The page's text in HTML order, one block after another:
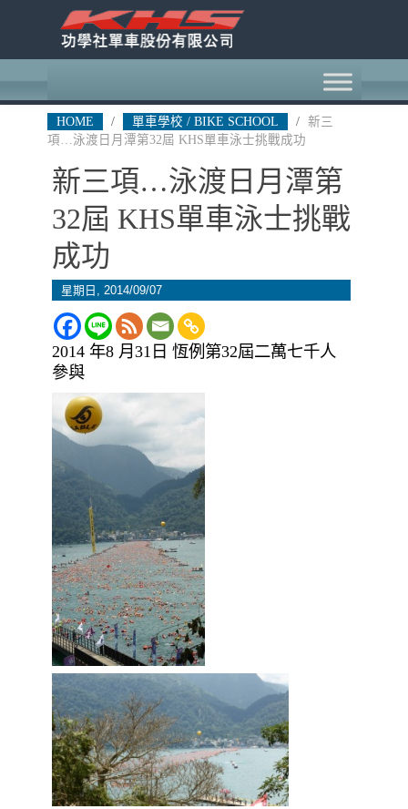
HOME / 單車學校 / BIKE SCHOOL /
新三
項…泳渡日月潭第32屆 KHS單車泳士挑戰成功
新三項…泳渡日月潭第
32屆 KHS單車泳士挑戰
成功
星期日, 2014/09/07
2014 年8 月31日 恆例第32屆二萬七千人
參與